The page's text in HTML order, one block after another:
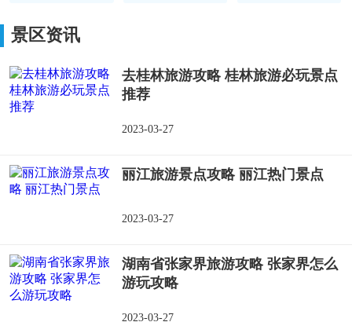
浪琴湾
景区资讯
去桂林旅游攻略 桂林旅游必玩景点
推荐
2023-03-27
丽江旅游景点攻略 丽江热门景点
2023-03-27
湖南省张家界旅游攻略 张家界怎么
游玩攻略
2023-03-27